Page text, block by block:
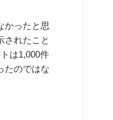
かったと思
されたこと
は1,000件
たのではな